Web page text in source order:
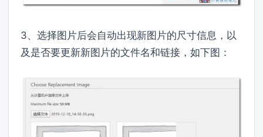
3、选择图片后会自动出现新图片的尺寸信息，以
及是否要更新新图片的文件名和链接，如下图：